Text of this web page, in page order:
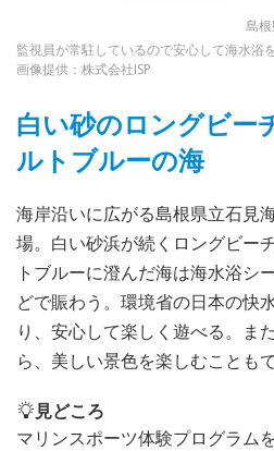
島
監視員が常駐しているので安心して海水浴
画像提供：株式会社ISP
白い砂のロングビー
ルトブルーの海
海岸沿いに広がる島根県立石見
場。白い砂浜が続くロングビー
トブルーに澄んだ海は海水浴シ
どで賑わう。環境省の日本の快
り、安心して楽しく遊べる。ま
ら、美しい景色を楽しむこともで
見どころ
マリンスポーツ体験プログラム